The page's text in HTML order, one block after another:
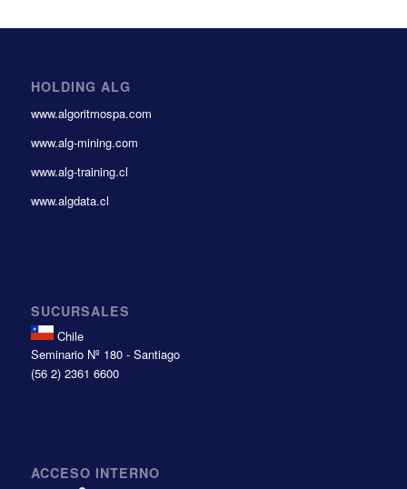
HOLDING ALG
www.algoritmospa.com
www.alg-mining.com
www.alg-training.cl
www.algdata.cl
SUCURSALES
Chile
Seminario Nº 180 - Santiago
(56 2) 2361 6600
ACCESO INTERNO